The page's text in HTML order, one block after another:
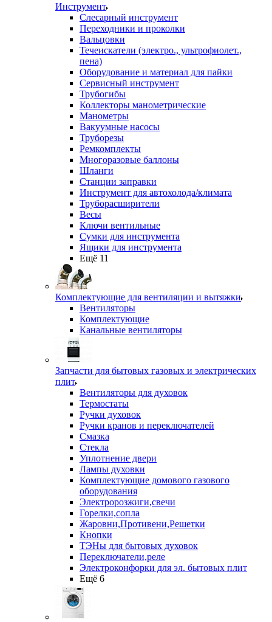
Инструмент
Слесарный инструмент
Переходники и проколки
Вальцовки
Течеискатели (электро., ультрофиолет.,
пена)
Оборудование и материал для пайки
Сервисный инструмент
Трубогибы
Коллекторы манометрические
Манометры
Вакуумные насосы
Труборезы
Ремкомплекты
Многоразовые баллоны
Шланги
Станции заправки
Инструмент для автохолода/климата
Труборасширители
Весы
Ключи вентильные
Сумки для инструмента
Ящики для инструмента
Ещё 11
Комплектующие для вентиляции и вытяжки
Вентиляторы
Комплектующие
Канальные вентиляторы
Запчасти для бытовых газовых и электрических
плит
Вентиляторы для духовок
Термостаты
Ручки духовок
Ручки кранов и переключателей
Смазка
Стекла
Уплотнение двери
Лампы духовки
Комплектующие домового газового
оборудования
Электророзжиги,свечи
Горелки,сопла
Жаровни,Противени,Решетки
Кнопки
ТЭНы для бытовых духовок
Переключатели,реле
Электроконфорки для эл. бытовых плит
Ещё 6